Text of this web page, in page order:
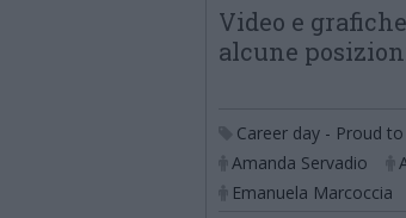
Video e
alcune
Career day - Proud
Amanda Servadio
Emanuela Marcoccia